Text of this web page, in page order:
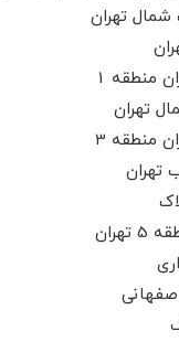
تهران
منطقه 1
تهران
منطقه 3
تهران